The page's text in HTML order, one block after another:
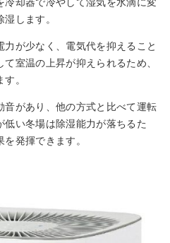
します。
が少なく、電気代を抑えること
室温の上昇が抑えられるため、
。
音があり、他の方式と比べて運転
い冬場は除湿能力が落ちるた
発揮できます。